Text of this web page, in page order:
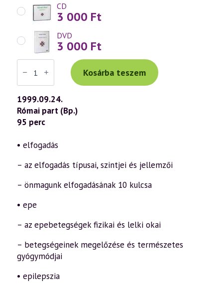
CD
3 000 Ft
DVD
3 000 Ft
Váradi
Tibor
előadás
(111)
—
Az
öngyógyítás
ábécéje
18.
–
„E”
mennyiség
Kosárba teszem
1999.09.24.
Római part (Bp.)
95 perc
• elfogadás
– az elfogadás típusai, szintjei és jellemzői
– önmagunk elfogadásának 10 kulcsa
• epe
– az epebetegségek fizikai és lelki okai
– betegségeinek megelőzése és természetes
gyógymódjai
• epilepszia